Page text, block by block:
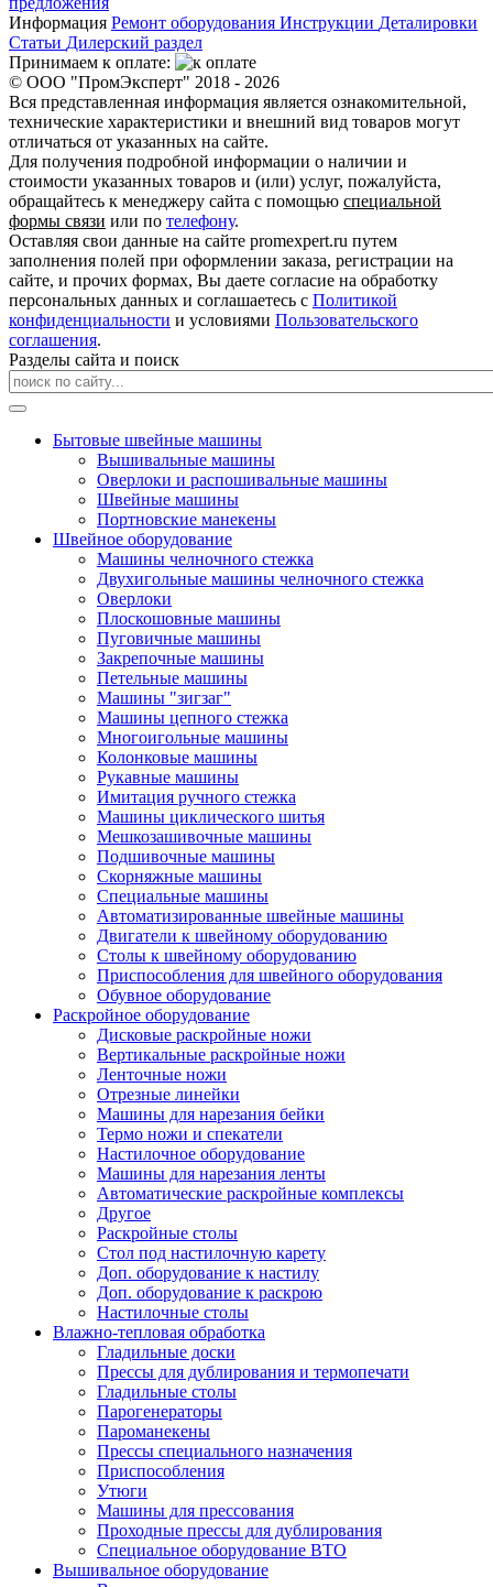
Информация Ремонт оборудования Инструкции Деталировки
Статьи Дилерский раздел
Принимаем к оплате:
© ООО "ПромЭксперт" 2018 - 2026
Вся представленная информация является ознакомительной,
технические характеристики и внешний вид товаров могут
отличаться от указанных на сайте.
Для получения подробной информации о наличии и
стоимости указанных товаров и (или) услуг, пожалуйста,
обращайтесь к менеджеру сайта с помощью специальной
формы связи или по телефону.
Оставляя свои данные на сайте promexpert.ru путем
заполнения полей при оформлении заказа, регистрации на
сайте, и прочих формах, Вы даете согласие на обработку
персональных данных и соглашаетесь с Политикой
конфиденциальности и условиями Пользовательского
соглашения.
Разделы сайта и поиск
Бытовые швейные машины
Вышивальные машины
Оверлоки и распошивальные машины
Швейные машины
Портновские манекены
Швейное оборудование
Машины челночного стежка
Двухигольные машины челночного стежка
Оверлоки
Плоскошовные машины
Пуговичные машины
Закрепочные машины
Петельные машины
Машины "зигзаг"
Машины цепного стежка
Многоигольные машины
Колонковые машины
Рукавные машины
Имитация ручного стежка
Машины циклического шитья
Мешкозашивочные машины
Подшивочные машины
Скорняжные машины
Специальные машины
Автоматизированные швейные машины
Двигатели к швейному оборудованию
Столы к швейному оборудованию
Приспособления для швейного оборудования
Обувное оборудование
Раскройное оборудование
Дисковые раскройные ножи
Вертикальные раскройные ножи
Ленточные ножи
Отрезные линейки
Машины для нарезания бейки
Термо ножи и спекатели
Настилочное оборудование
Машины для нарезания ленты
Автоматические раскройные комплексы
Другое
Раскройные столы
Стол под настилочную карету
Доп. оборудование к настилу
Доп. оборудование к раскрою
Настилочные столы
Влажно-тепловая обработка
Гладильные доски
Прессы для дублирования и термопечати
Гладильные столы
Парогенераторы
Пароманекены
Прессы специального назначения
Приспособления
Утюги
Машины для прессования
Проходные прессы для дублирования
Специальное оборудование ВТО
Вышивальное оборудование